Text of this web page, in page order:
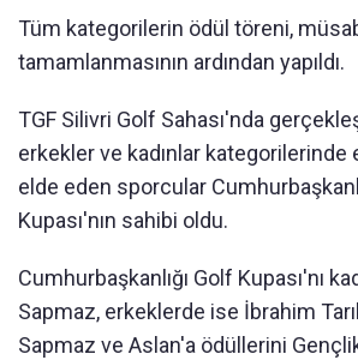
Tüm kategorilerin ödül töreni,
tamamlanmasının ardından yapıldı.
TGF Silivri Golf Sahası'nda
erkekler ve kadınlar
elde eden sporcular
Kupası'nın sahibi oldu.
Cumhurbaşkanlığı Golf Kupası'nı
Sapmaz, erkeklerde ise İbrahim
Sapmaz ve Aslan'a ödüllerini